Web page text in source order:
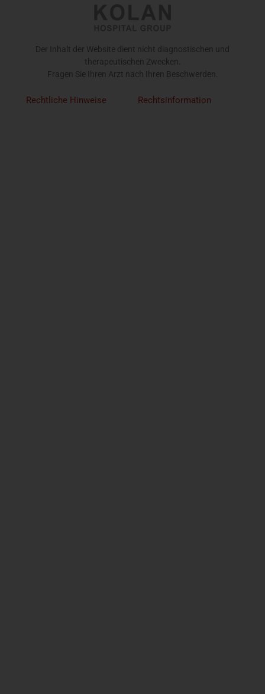
Der Inhalt der Website dient nicht diagnostischen und
therapeutischen Zwecken.
Fragen Sie Ihren Arzt nach Ihren Beschwerden.
Rechtliche Hinweise Rechtsinformation